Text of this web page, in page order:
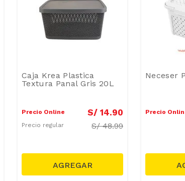
Caja Krea Plastica
Textura Panal Gris 20L
Precio Online S/ 14.90
Precio regular S/48.99
Neceser
Precio